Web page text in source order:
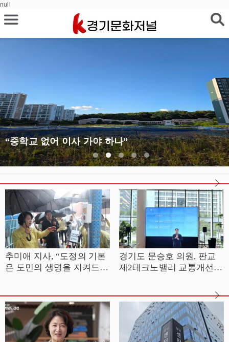
null
“중학교 없어 이사 가야 하나”
추미애 지사, “도정의 기본
은 도민의 생명을 지켜드리
펌프장 찾아 여름철 호우
대비상황 점검
경기도 문승호 의원, 판교
제2테크노밸리 교통개선